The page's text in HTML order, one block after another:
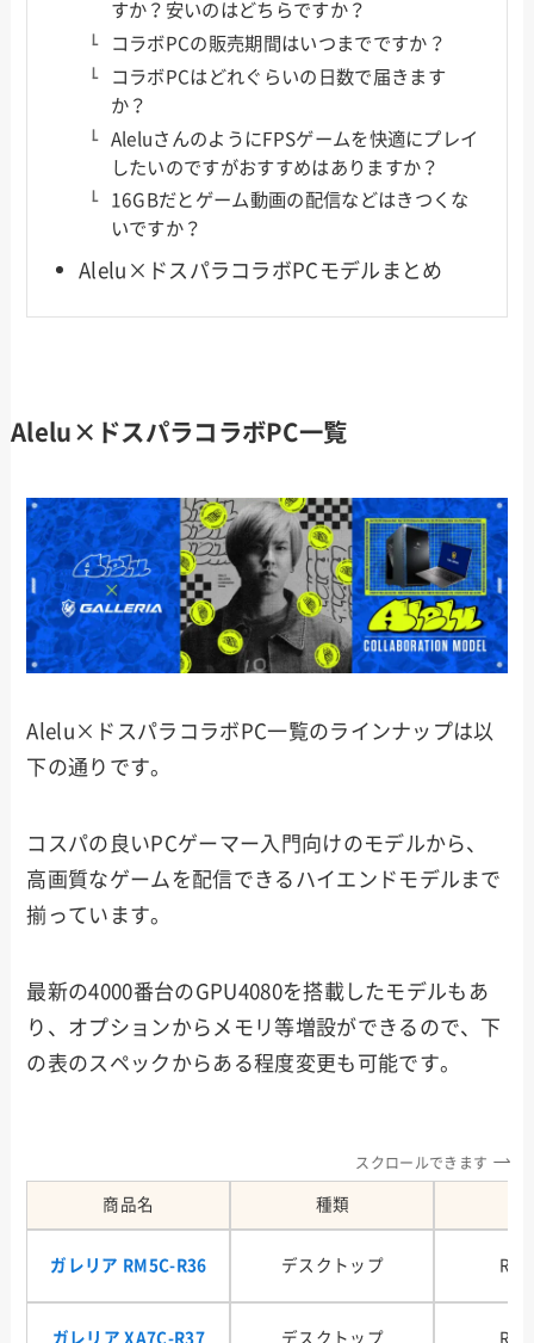
すか？安いのはどちらですか？
コラボPCの販売期間はいつまでですか？
コラボPCはどれぐらいの日数で届きます
か？
AleluさんのようにFPSゲームを快適にプレイ
したいのですがおすすめはありますか？
16GBだとゲーム動画の配信などはきつくな
いですか？
Alelu×ドスパラコラボPCモデルまとめ
Alelu×ドスパラコラボPC一覧
Alelu×ドスパラコラボPC一覧のラインナップは以
下の通りです。
コスパの良いPCゲーマー入門向けのモデルから、
高画質なゲームを配信できるハイエンドモデルまで
揃っています。
最新の4000番台のGPU4080を搭載したモデルもあ
り、オプションからメモリ等増設ができるので、下
の表のスペックからある程度変更も可能です。
スクロールできます
商品名 種類
ガレリア RM5C-R36 デスクトップ
ガレリア XA7C-R37 デスクトップ